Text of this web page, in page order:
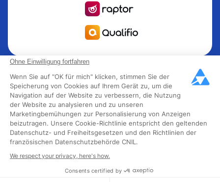
Ohne Einwilligung fortfahren
Wenn Sie auf "OK für mich" klicken, stimmen Sie der
Speicherung von Cookies auf Ihrem Gerät zu, um die
Navigation auf der Website zu verbessern, die Nutzung
der Website zu analysieren und zu unseren
Marketingbemühungen zur Personalisierung von Anzeigen
beizutragen. Unsere Cookie-Richtlinie entspricht den geltenden
Datenschutz- und Freiheitsgesetzen und den Richtlinien der
französischen Datenschutzbehörde CNIL.
We respect your privacy, here's how.
Consents certified by
Quable ist die PIM für das Informationsmanagement Produkt
PIM für Marken und Hersteller, die nach Wachstum streben.
Groupe Rocher, Mitsubishi Electric, Escada, Berluti, Delsey,
North Sails, Liberated Brands, MCO Regent und mehr als
300 führende Marken in 85 Ländern haben sich für Quable
PIM entschieden, um ihr Omnichannel-Geschäft in
Schwung zu bringen. Quable wurde 2013 gegründet und
hat 40 fachkundige Mitarbeiter und über 40 Millionen
verwaltete Produkte in den Bereichen Mode, Luxus,
Lebensmittel und Industrie.